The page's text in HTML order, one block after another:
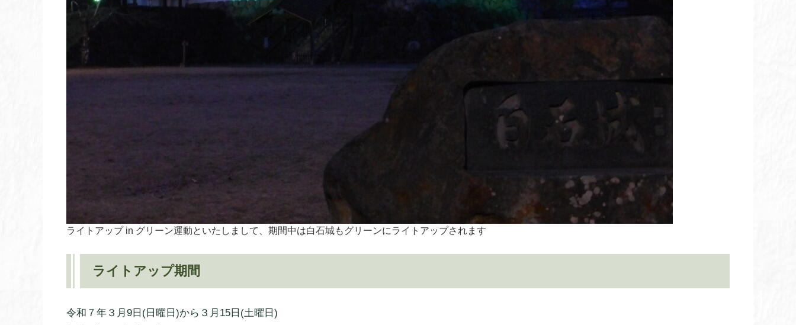
ライトアップ in グリーン運動といたしまして、期間中は白石城もグリーンにライトアップされます
ライトアップ期間
令和７年３月9日(日曜日)から３月15日(土曜日)